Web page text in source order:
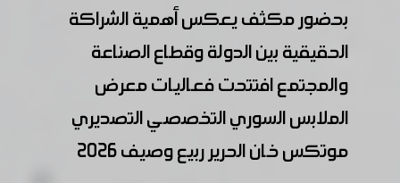
بحضور مكثف يعكس أهمية الشراكة
الحقيقية بين الدولة وقطاع الصناعة
والمجتمع افتتحت فعاليات معرض
الملابس السوري التخصصي التصديري
موتكس خان الحرير ربيع وصيف 2026